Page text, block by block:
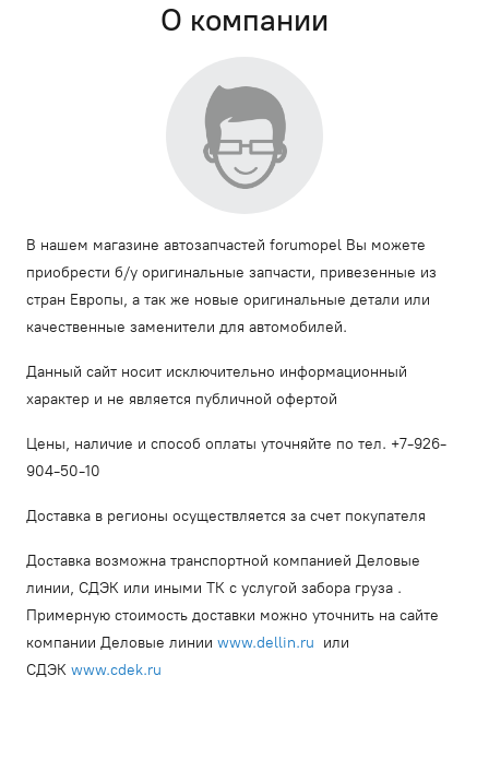
О компании
В нашем магазине автозапчастей forumopel Вы можете
приобрести б/у оригинальные запчасти, привезенные из
стран Европы, а так же новые оригинальные детали или
качественные заменители для автомобилей.
Данный сайт носит исключительно информационный
характер и не является публичной офертой
Цены, наличие и способ оплаты уточняйте по тел. +7-926-
904-50-10
Доставка в регионы осуществляется за счет покупателя
Доставка возможна транспортной компанией Деловые
линии, СДЭК или иными ТК с услугой забора груза .
Примерную стоимость доставки можно уточнить на сайте
компании Деловые линии www.dellin.ru или
СДЭК www.cdek.ru